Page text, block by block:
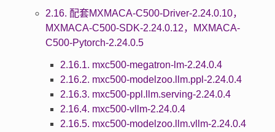
2.16. 配套MXMACA-C500-Driver-2.24.0.10，
MXMACA-C500-SDK-2.24.0.12，MXMACA-
C500-Pytorch-2.24.0.5
2.16.1. mxc500-megatron-lm-2.24.0.4
2.16.2. mxc500-modelzoo.llm.ppl-2.24.0.4
2.16.3. mxc500-ppl.llm.serving-2.24.0.4
2.16.4. mxc500-vllm-2.24.0.4
2.16.5. mxc500-modelzoo.llm.vllm-2.24.0.4